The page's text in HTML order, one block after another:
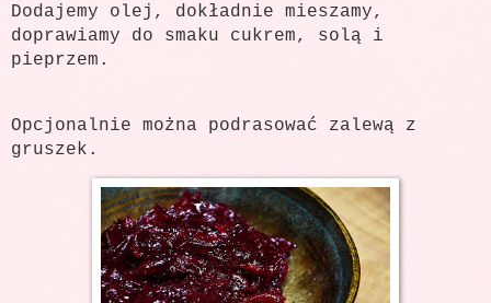
Dodajemy olej, dokładnie mieszamy,
doprawiamy do smaku cukrem, solą i
pieprzem.
Opcjonalnie można podrasować zalewą z
gruszek.